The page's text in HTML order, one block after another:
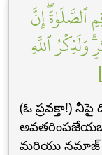
ٱلصَّلَوٰةَۖ إِنَّ
ٱللَّهِ
(ఓ ప్రవక్తా!)
మరియు నమాజ్